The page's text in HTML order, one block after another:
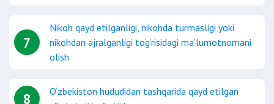
7
Nikoh qayd etilganligi, nikohda turmasligi yoki
nikohdan ajralganligi to‘g‘risidagi ma’lumotnomani
olish
8
O‘zbekiston hududidan tashqarida qayd etilgan